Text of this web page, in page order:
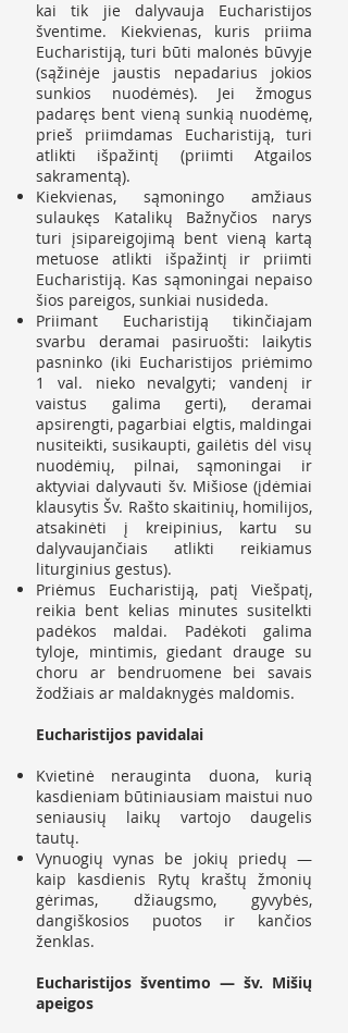
kai tik jie dalyvauja Eucharistijos
šventime. Kiekvienas, kuris priima
Eucharistiją, turi būti malonės būvyje
(sąžinėje jaustis nepadarius jokios
sunkios nuodėmės). Jei žmogus
padaręs bent vieną sunkią nuodėmę,
prieš priimdamas Eucharistiją, turi
atlikti išpažintį (priimti Atgailos
sakramentą).
Kiekvienas, sąmoningo amžiaus
sulaukęs Katalikų Bažnyčios narys
turi įsipareigojimą bent vieną kartą
metuose atlikti išpažintį ir priimti
Eucharistiją. Kas sąmoningai nepaiso
šios pareigos, sunkiai nusideda.
Priimant Eucharistiją tikinčiajam
svarbu deramai pasiruošti: laikytis
pasninko (iki Eucharistijos priėmimo
1 val. nieko nevalgyti; vandenį ir
vaistus galima gerti), deramai
apsirengti, pagarbiai elgtis, maldingai
nusiteikti, susikaupti, gailėtis dėl visų
nuodėmių, pilnai, sąmoningai ir
aktyviai dalyvauti šv. Mišiose (įdėmiai
klausytis Šv. Rašto skaitinių, homilijos,
atsakinėti į kreipinius, kartu su
dalyvaujančiais atlikti reikiamus
liturginius gestus).
Priėmus Eucharistiją, patį Viešpatį,
reikia bent kelias minutes susitelkti
padėkos maldai. Padėkoti galima
tyloje, mintimis, giedant drauge su
choru ar bendruomene bei savais
žodžiais ar maldaknygės maldomis.
Eucharistijos pavidalai
Kvietinė nerauginta duona, kurią
kasdieniam būtiniausiam maistui nuo
seniausių laikų vartojo daugelis
tautų.
Vynuogių vynas be jokių priedų —
kaip kasdienis Rytų kraštų žmonių
gėrimas, džiaugsmo, gyvybės,
dangiškosios puotos ir kančios
ženklas.
Eucharistijos šventimo — šv. Mišių
apeigos